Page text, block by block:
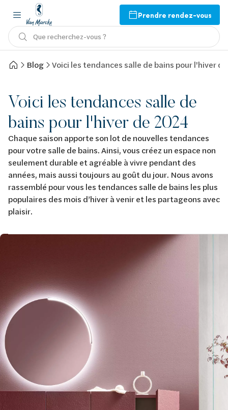
Prendre rendez-vous
Que recherchez-vous ?
Blog Voici les tendances salle de bains pour l'hiver
Voici les tendances salle de
bains pour l'hiver de 2024
Chaque saison apporte son lot de nouvelles tendances
pour votre salle de bains. Ainsi, vous créez un espace non
seulement durable et agréable à vivre pendant des
années, mais aussi toujours au goût du jour. Nous avons
rassemblé pour vous les tendances salle de bains les plus
populaires des mois d’hiver à venir et les partageons avec
plaisir.
Afbeelding